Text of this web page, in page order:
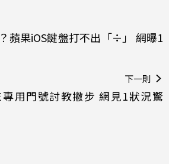
蘋果iOS鍵盤打不出「÷」 網曝1
下一則
用門號討教撇步 網見1狀況驚